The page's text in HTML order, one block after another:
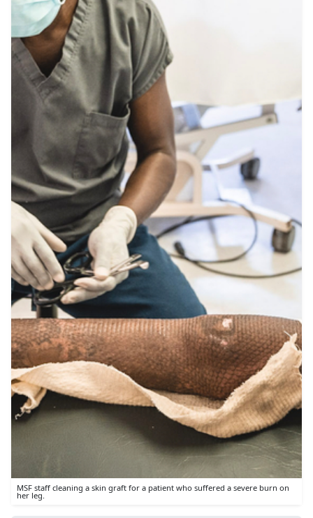
MSF staff cleaning a skin graft for a patient who suffered a severe burn on
her leg.